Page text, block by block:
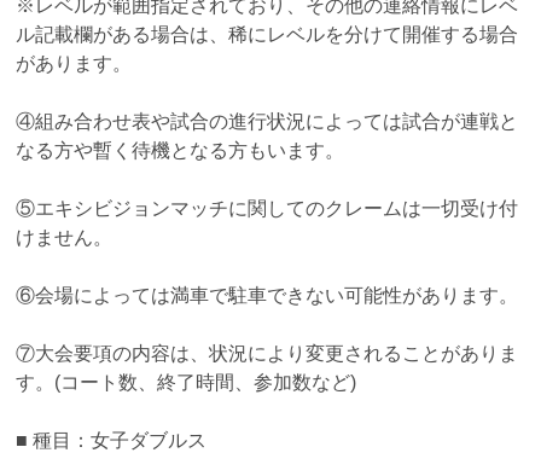
※レベルが範囲指定されており、その他の連絡情報にレベ
ル記載欄がある場合は、稀にレベルを分けて開催する場合
があります。
④組み合わせ表や試合の進行状況によっては試合が連戦と
なる方や暫く待機となる方もいます。
⑤エキシビジョンマッチに関してのクレームは一切受け付
けません。
⑥会場によっては満車で駐車できない可能性があります。
⑦大会要項の内容は、状況により変更されることがありま
す。(コート数、終了時間、参加数など)
■ 種目：女子ダブルス